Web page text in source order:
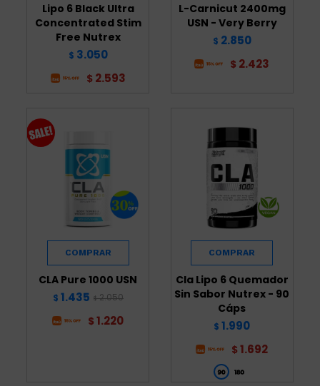
Lipo 6 Black Ultra
Concentrated Stim
Free Nutrex
$ 3.050
$ 2.593
L-Carnicut 2400mg
USN - Very Berry
$ 2.850
$ 2.423
CLA Pure 1000 USN
$ 1.435 $ 2.050
$ 1.220
Cla Lipo 6 Quemador
Sin Sabor Nutrex - 90
Cáps
$ 1.990
$ 1.692